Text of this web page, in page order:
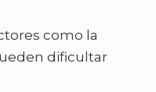
como la
dificultar